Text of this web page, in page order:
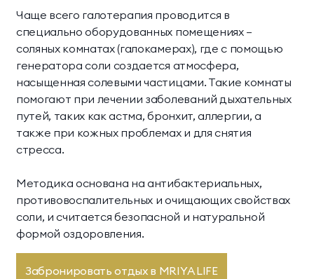
Чаще всего галотерапия проводится в
специально оборудованных помещениях —
соляных комнатах (галокамерах), где с помощью
генератора соли создается атмосфера,
насыщенная солевыми частицами. Такие комнаты
помогают при лечении заболеваний дыхательных
путей, таких как астма, бронхит, аллергии, а
также при кожных проблемах и для снятия
стресса.
Методика основана на антибактериальных,
противовоспалительных и очищающих свойствах
соли, и считается безопасной и натуральной
формой оздоровления.
Забронировать отдых в MRIYA LIFE